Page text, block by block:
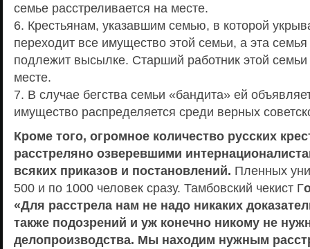
семье расстреливается на месте.
6. Крестьянам, указавшим семью, в которой
переходит все имущество этой семьи, а эта
подлежит высылке. Старший работник этой семьи
месте.
7. В случае бегства семьи «бандита» ей
имущество распределяется среди верных
Кроме того, огромное количество русских
расстреляно озверевшими
всяких приказов и постановлений. Пленных
500 и по 1000 человек сразу. Тамбовский чекист Г
«Для расстрела нам не надо никаких
также подозрений и уж конечно никому не
делопроизводства. Мы находим нужным